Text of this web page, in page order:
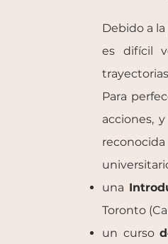
Debido a
es difícil
Para
acciones,
una
Toronto
un curso